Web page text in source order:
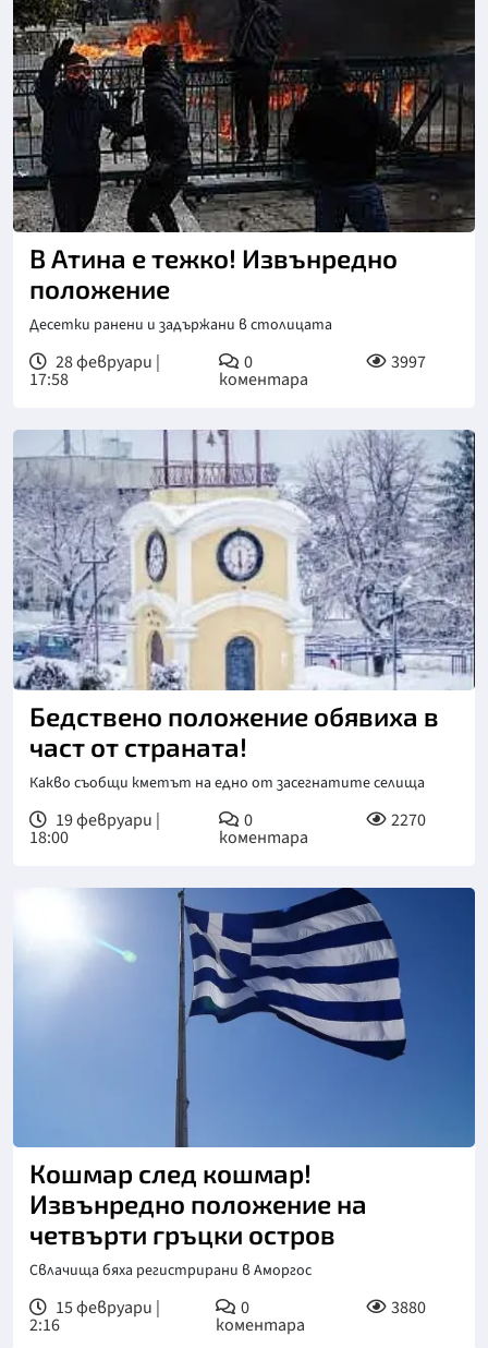
В Атина е тежко! Извънредно
положение
Десетки ранени и задържани в столицата
28 февруари |
17:58
0
коментара
3997
Бедствено положение обявиха в
част от страната!
Какво съобщи кметът на едно от засегнатите селища
19 февруари |
18:00
0
коментара
2270
Кошмар след кошмар!
Извънредно положение на
четвърти гръцки остров
Свлачища бяха регистрирани в Аморгос
15 февруари |
2:16
0
коментара
3880